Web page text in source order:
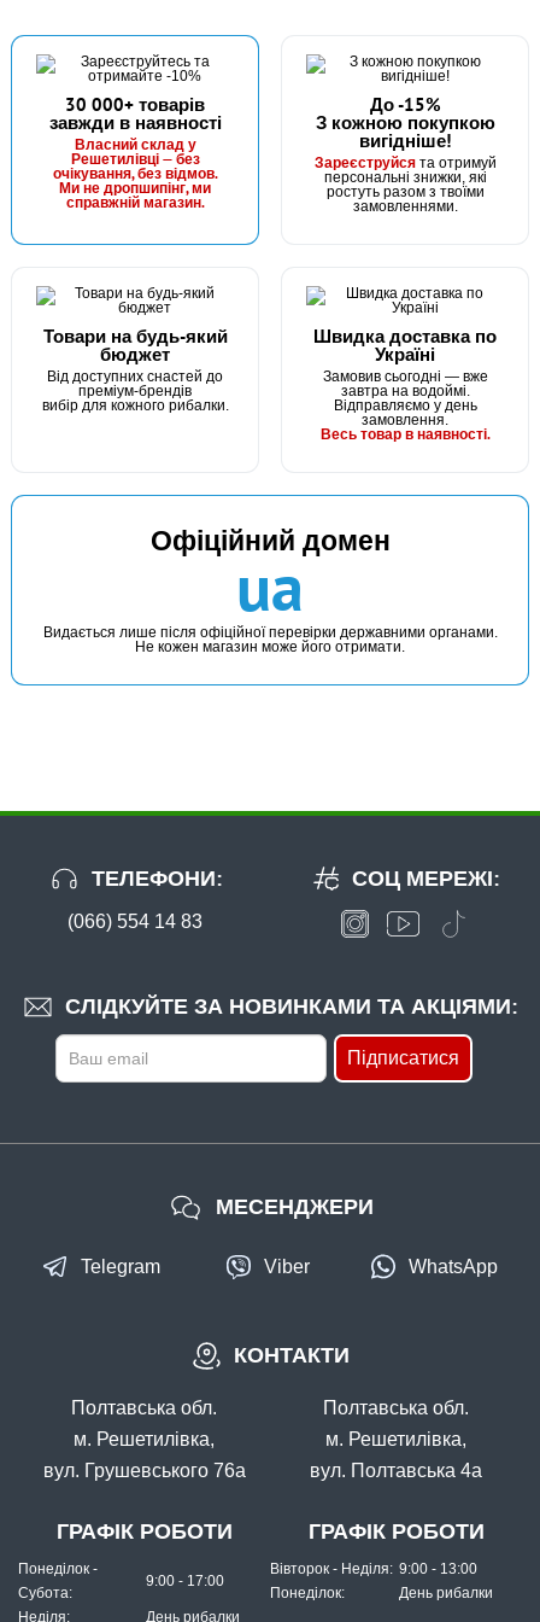
#146652 00800
В наявності
246 грн 10 шт.
КУПИТИ
Гачок Gamakatsu F22 №8
КУПИТИ
30 000+ товарів
завжди в наявності
Власний склад у
Решетилівці — без
очікування, без відмов.
Ми не дропшипінг, ми
справжній магазин.
До -15%
З кожною покупкою
вигідніше!
Зареєструйсята отримуй
персональні знижки, які
ростуть разом з твоїми
замовленнями.
Товари на будь-який
бюджет
Від доступних снастей до
преміум-брендів
вибір для кожного рибалки.
Швидка доставка по
Україні
Замовив сьогодні — вже
завтра на водоймі.
Відправляємо у день
замовлення.
Весь товар в наявності.
Офіційний домен
ua
Видається лише після офіційної перевірки державними органами.
Не кожен магазин може його отримати.
ТЕЛЕФОНИ:
(066) 554 14 83
СЛІДКУЙТЕ ЗА НОВИНКАМИ ТА АКЦІЯМИ:
Підписатися
СОЦ МЕРЕЖІ:
КОНТАКТИ
Полтавська обл.
м. Решетилівка,
вул. Грушевського 76а
ГРАФІК РОБОТИ
Понеділок -
Субота:
9:00 - 17:00
Неділя: День рибалки
Полтавська обл.
м. Решетилівка,
вул. Полтавська 4а
ГРАФІК РОБОТИ
Вівторок - Неділя: 9:00 - 13:00
Понеділок:
День рибалки
МЕСЕНДЖЕРИ
Telegram Viber WhatsApp